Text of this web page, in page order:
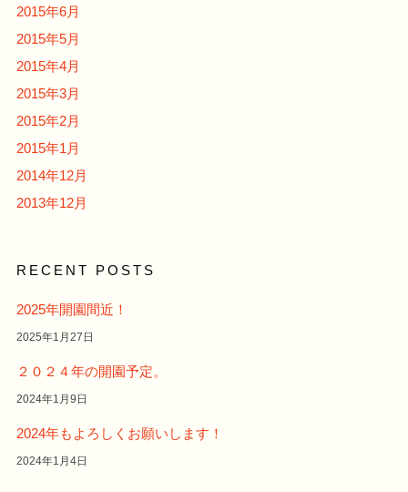
2015年6月
2015年5月
2015年4月
2015年3月
2015年2月
2015年1月
2014年12月
2013年12月
RECENT POSTS
2025年開園間近！
2025年1月27日
２０２４年の開園予定。
2024年1月9日
2024年もよろしくお願いします！
2024年1月4日